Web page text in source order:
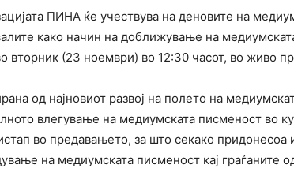
ПИНА ќе учествува на деновите на
како начин на доближување на
вторник (23 ноември) во 12:30 часот, во живо
од најновиот развој на полето на
влегување на медиумската писменост во
во предавањето, за што секако придонесоа
на медиумската писменост кај граѓаните